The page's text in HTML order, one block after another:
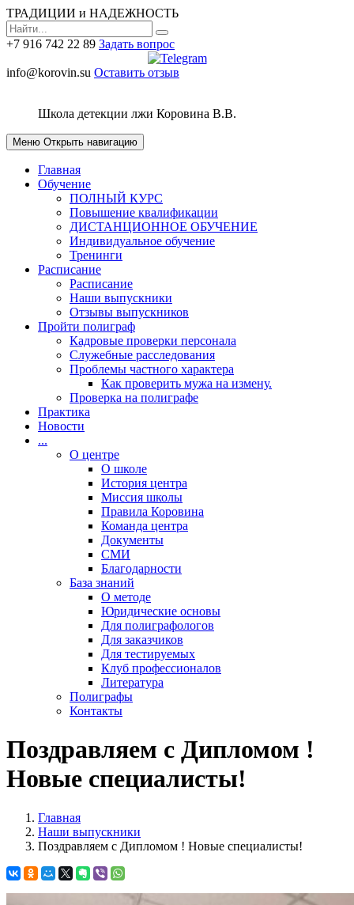
ТРАДИЦИИ и НАДЕЖНОСТЬ
+7 916 742 22 89 Задать вопрос
info@korovin.su Оставить отзыв
Школа детекции лжи Коровина В.В.
Меню Открыть навигацию
Главная
Обучение
ПОЛНЫЙ КУРС
Повышение квалификации
ДИСТАНЦИОННОЕ ОБУЧЕНИЕ
Индивидуальное обучение
Тренинги
Расписание
Расписание
Наши выпускники
Отзывы выпускников
Пройти полиграф
Кадровые проверки персонала
Cлужебные расследования
Проблемы частного характера
Как проверить мужа на измену.
Проверка на полиграфе
Практика
Новости
...
О центре
О школе
История центра
Миссия школы
Правила Коровина
Команда центра
Документы
СМИ
Благодарности
База знаний
О методе
Юридические основы
Для полиграфологов
Для заказчиков
Для тестируемых
Клуб профессионалов
Литература
Полиграфы
Контакты
Поздравляем с Дипломом !
Новые специалисты!
Главная
Наши выпускники
Поздравляем с Дипломом ! Новые специалисты!